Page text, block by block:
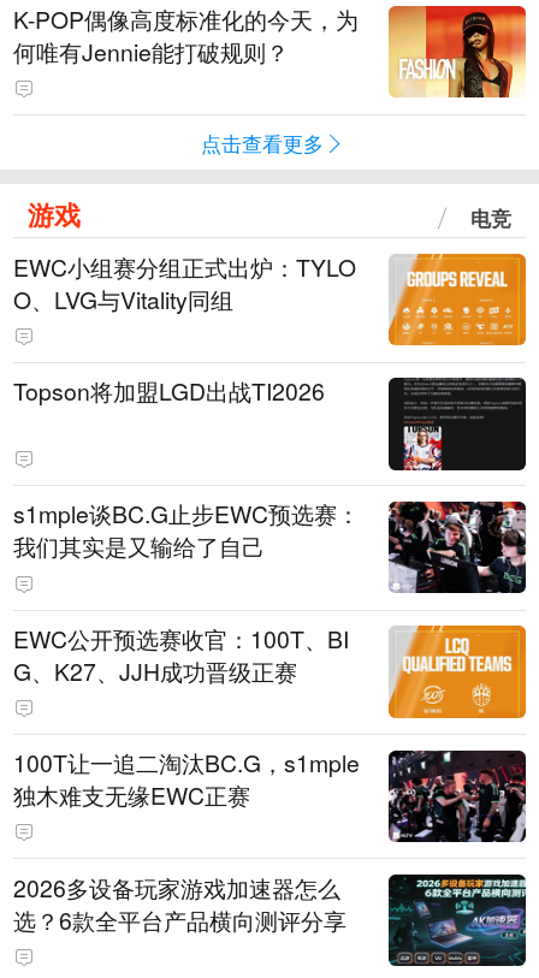
K-POP偶像高度标准化的今天，为
何唯有Jennie能打破规则？
点击查看更多
游戏 电竞
EWC小组赛分组正式出炉：TYLO
O、LVG与Vitality同组
Topson将加盟LGD出战TI2026
s1mple谈BC.G止步EWC预选赛：
我们其实是又输给了自己
EWC公开预选赛收官：100T、BI
G、K27、JJH成功晋级正赛
100T让一追二淘汰BC.G，s1mple
独木难支无缘EWC正赛
2026多设备玩家游戏加速器怎么
选？6款全平台产品横向测评分享